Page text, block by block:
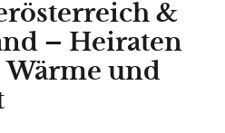
&
– Heiraten
und